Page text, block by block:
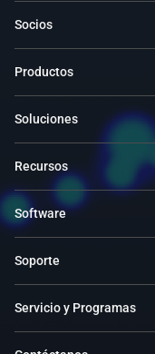
Socios
Productos
Soluciones
Recursos
Software
Soporte
Servicio y Programas